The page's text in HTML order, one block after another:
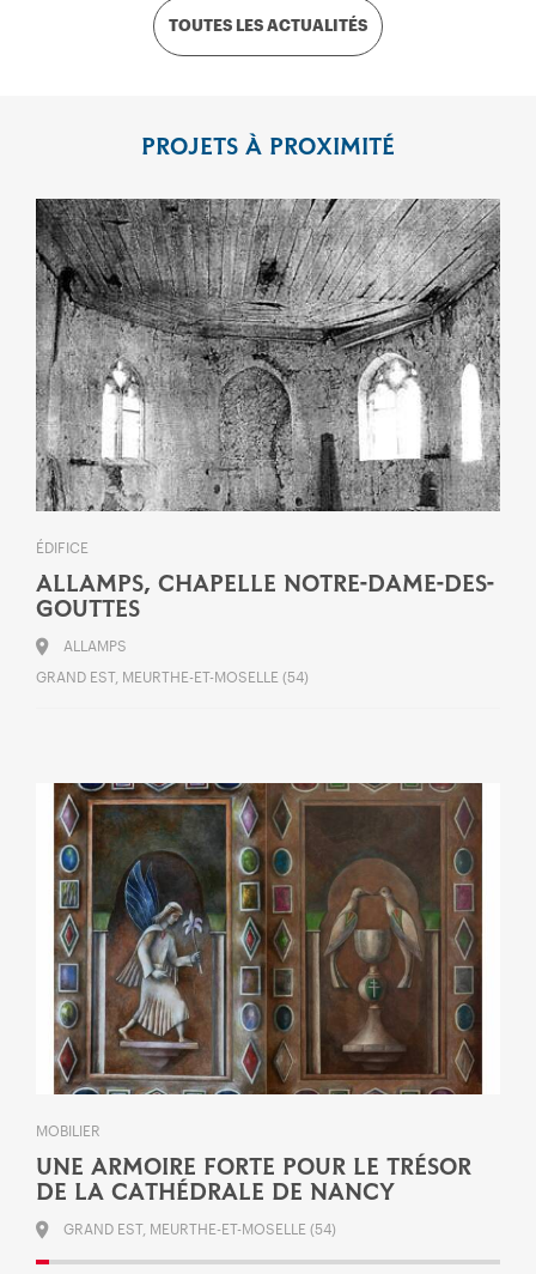
TOUTES LES ACTUALITÉS
PROJETS À PROXIMITÉ
ÉDIFICE
ALLAMPS, CHAPELLE NOTRE-DAME-DES-
GOUTTES
ALLAMPS
GRAND EST, MEURTHE-ET-MOSELLE (54)
MOBILIER
UNE ARMOIRE FORTE POUR LE TRÉSOR
DE LA CATHÉDRALE DE NANCY
GRAND EST, MEURTHE-ET-MOSELLE (54)